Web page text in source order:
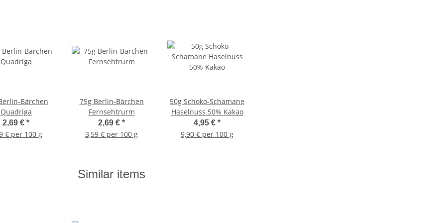
Bärchen
Quadriga
2,69 € *
€ per 100 g
75g Berlin-Bärchen
Fernsehtrurm
2,69 € *
3,59 € per 100 g
50g Schoko-Schamane
Haselnuss 50% Kakao
4,95 € *
9,90 € per 100 g
Similar items